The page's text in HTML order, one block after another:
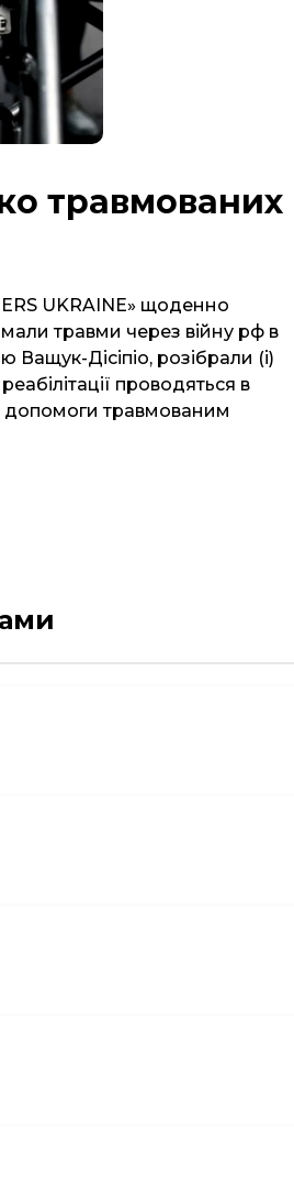
травмованих
UKRAINE» щоденно
травми через війну рф в
Дісіпіо, розібрали (і)
проводяться в
допомоги травмованим